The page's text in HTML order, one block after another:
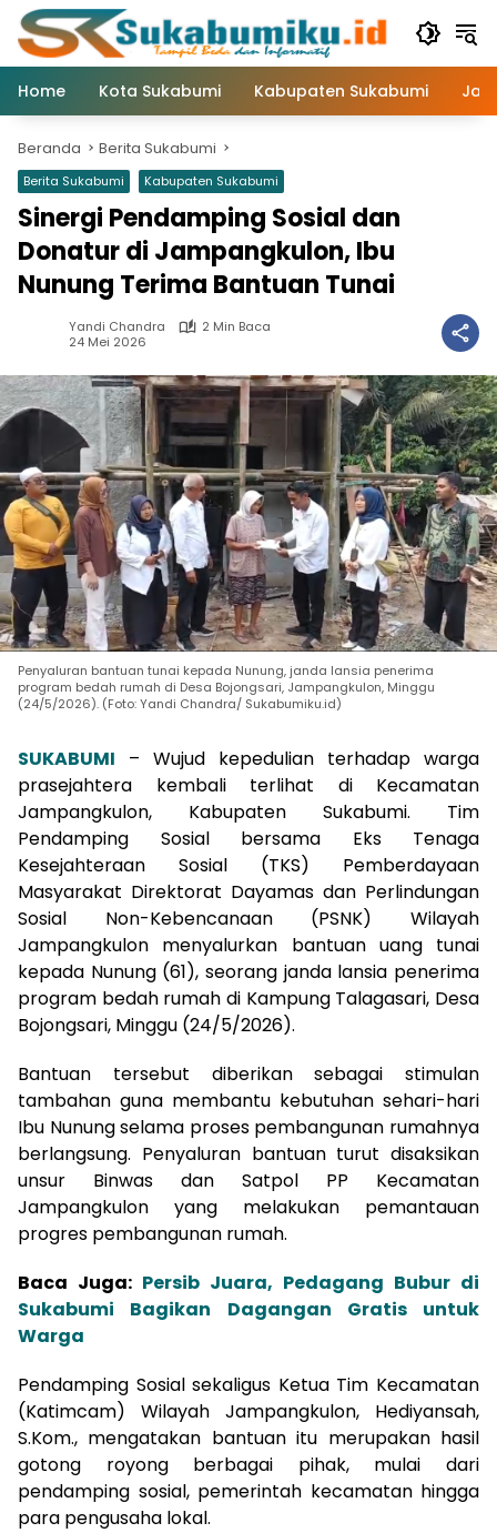
Langsung
konten
Home
Kota Sukabumi Kabupaten Sukabumi
Beranda Berita Sukabumi
Berita Sukabumi Kabupaten Sukabumi
Sinergi Pendamping Sosial dan
Donatur di Jampangkulon, Ibu
Nunung Terima Bantuan Tunai
Yandi Chandra
2 Min Baca
24 Mei 2026
Penyaluran bantuan tunai kepada Nunung, janda lansia penerima
program bedah rumah di Desa Bojongsari, Jampangkulon, Minggu
(24/5/2026). (Foto: Yandi Chandra/ Sukabumiku.id)
SUKABUMI – Wujud kepedulian terhadap warga
prasejahtera kembali terlihat di Kecamatan
Jampangkulon, Kabupaten Sukabumi. Tim
Pendamping Sosial bersama Eks Tenaga
Kesejahteraan Sosial (TKS) Pemberdayaan
Masyarakat Direktorat Dayamas dan Perlindungan
Sosial Non-Kebencanaan (PSNK) Wilayah
Jampangkulon menyalurkan bantuan uang tunai
kepada Nunung (61), seorang janda lansia penerima
program bedah rumah di Kampung Talagasari, Desa
Bojongsari, Minggu (24/5/2026).
Bantuan tersebut diberikan sebagai stimulan
tambahan guna membantu kebutuhan sehari-hari
Ibu Nunung selama proses pembangunan rumahnya
berlangsung. Penyaluran bantuan turut disaksikan
unsur Binwas dan Satpol PP Kecamatan
Jampangkulon yang melakukan pemantauan
progres pembangunan rumah.
Baca Juga: Persib Juara, Pedagang Bubur di
Sukabumi Bagikan Dagangan Gratis untuk
Warga
Pendamping Sosial sekaligus Ketua Tim Kecamatan
(Katimcam) Wilayah Jampangkulon, Hediyansah,
S.Kom., mengatakan bantuan itu merupakan hasil
gotong royong berbagai pihak, mulai dari
pendamping sosial, pemerintah kecamatan hingga
para pengusaha lokal.